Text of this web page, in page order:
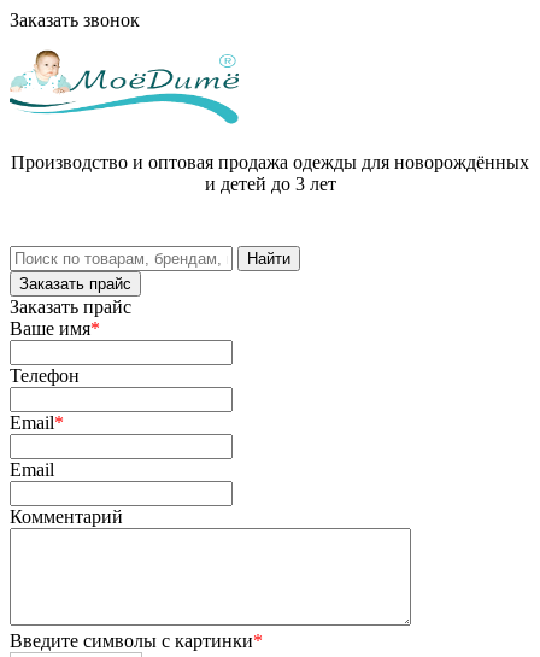
Заказать звонок
Производство и оптовая продажа одежды для новорождённых
и детей до 3 лет
Заказать прайс
Заказать прайс
Ваше имя*
Телефон
Email*
Email
Комментарий
Введите символы с картинки*